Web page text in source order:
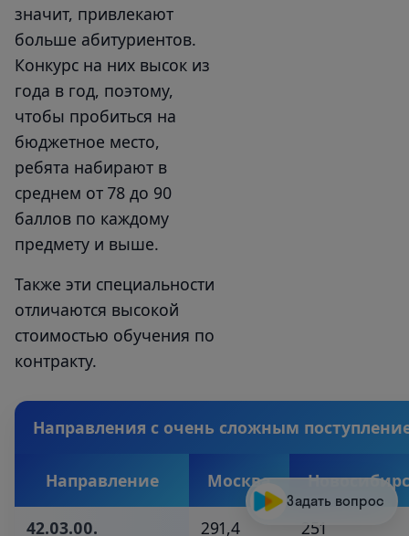
значит, привлекают
больше абитуриентов.
Конкурс на них высок из
года в год, поэтому,
чтобы пробиться на
бюджетное место,
ребята набирают в
среднем от 78 до 90
баллов по каждому
предмету и выше.
Также эти специальности
отличаются высокой
стоимостью обучения по
контракту.
Направления с очень сложным
Направление Москва
42.03.00. 291,4 251
Задать вопрос